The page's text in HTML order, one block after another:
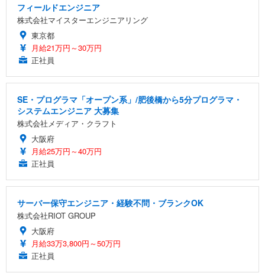
フィールドエンジニア
株式会社マイスターエンジニアリング
東京都
月給21万円～30万円
正社員
SE・プログラマ「オープン系」/肥後橋から5分プログラマ・
システムエンジニア 大募集
株式会社メディア・クラフト
大阪府
月給25万円～40万円
正社員
サーバー保守エンジニア・経験不問・ブランクOK
株式会社RIOT GROUP
大阪府
月給33万3,800円～50万円
正社員